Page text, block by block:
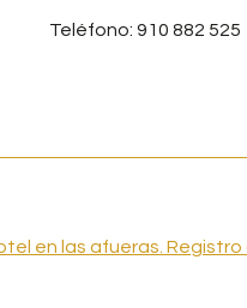
Teléfono: 910 882 525
en las afueras.